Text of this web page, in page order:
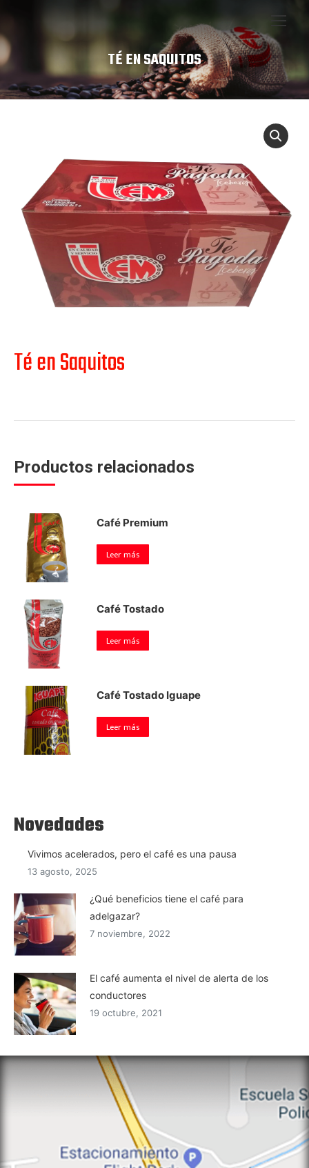
TÉ EN SAQUITOS
Té en Saquitos
Productos relacionados
Café Premium
Leer más
Café Tostado
Leer más
Café Tostado Iguape
Leer más
Novedades
Vivimos acelerados, pero el café es una pausa
13 agosto, 2025
¿Qué beneficios tiene el café para
adelgazar?
7 noviembre, 2022
El café aumenta el nivel de alerta de los
conductores
19 octubre, 2021